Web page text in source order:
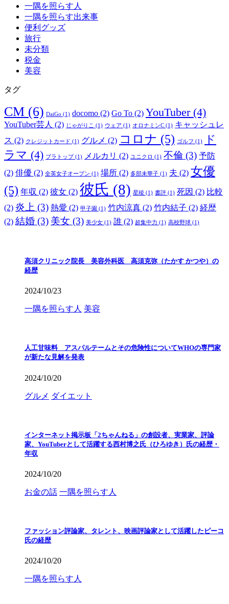
一隅を照らす人
一隅を照らす出来事
便利グッズ
旅行
未分類
税金
美容
タグ
CM (6) DaiGo (1) docomo (2) Go To (2) YouTuber(4)
YouTuber芸人 (2) じゃがりこ (1) ウェア (1) オロナミンC (1) キャッシュレ
ス (2) クレジットカード (1) グルメ (2) コロナ (5) ゴルフ (1)
ド
ラマ (4) ブラトップ(1) メルカリ (2) ユニクロ (1) 不倫 (3) 予防
(2) 俳優 (2) 全英女子オープン (1) 場所 (2) 多部未華子 (1) 夫 (2) 女優
(5) 年収 (2) 彼女 (2) 彼氏 (8) 星稜 (1) 書評 (1) 死因 (2) 比較
(2) 炎上 (3) 熱愛 (2) 甲子園 (1) 竹内涼真 (2) 竹内結子 (2) 経歴
(2) 結婚 (3) 美女 (3) 美少女 (1) 誰 (2) 超集中力 (1) 高校野球 (1)
高須クリニック院長 美容外科医 高須克弥（たかす かつや）の
経歴
2024/10/23
一隅を照らす人 美容
人工甘味料 アスパルテームとその危険性についてWHOの専門家
が新たな見解を発表
2024/10/20
グルメ ダイエット
インターネット掲示板「2ちゃんねる」の創設者、実業家、評論
家、YouTuberとして活躍する西村博之氏（ひろゆき）氏の経歴・
年収
2024/10/20
お金の話 一隅を照らす人
ファッション評論家、タレント、映画評論家として活躍したピーコ
氏の経歴
2024/10/20
一隅を照らす人